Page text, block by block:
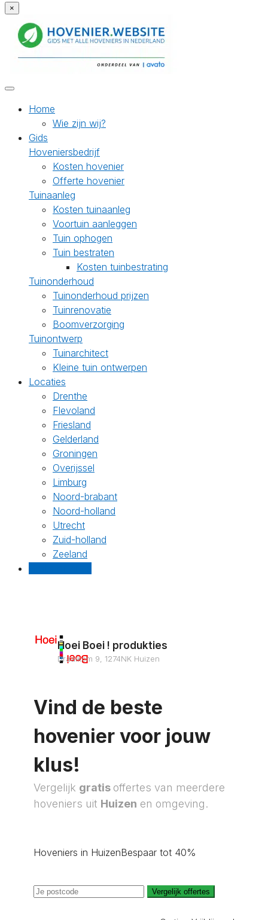
×
Home
Wie zijn wij?
Gids
Hoveniersbedrijf
Kosten hovenier
Offerte hovenier
Tuinaanleg
Kosten tuinaanleg
Voortuin aanleggen
Tuin ophogen
Tuin bestraten
Kosten tuinbestrating
Tuinonderhoud
Tuinonderhoud prijzen
Tuinrenovatie
Boomverzorging
Tuinontwerp
Tuinarchitect
Kleine tuin ontwerpen
Locaties
Drenthe
Flevoland
Friesland
Gelderland
Groningen
Overijssel
Limburg
Noord-brabant
Noord-holland
Utrecht
Zuid-holland
Zeeland
Hoei Boei ! produkties
Draaikom 9, 1274NK Huizen
Vind de beste
hovenier voor jouw
klus!
Vergelijk gratis offertes van meerdere
hoveniers uit Huizen en omgeving.
Hoveniers in HuizenBespaar tot 40%
Vergelijk offertes